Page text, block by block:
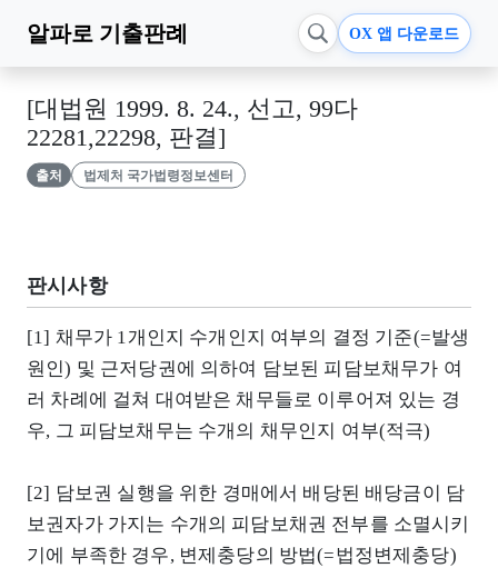
알파로 기출판례 OX 앱 다운로드
[대법원 1999. 8. 24., 선고, 99다
22281,22298, 판결]
출처 법제처 국가법령정보센터
판시사항
[1] 채무가 1개인지 수개인지 여부의 결정 기준(=발생
원인) 및 근저당권에 의하여 담보된 피담보채무가 여
러 차례에 걸쳐 대여받은 채무들로 이루어져 있는 경
우, 그 피담보채무는 수개의 채무인지 여부(적극)
[2] 담보권 실행을 위한 경매에서 배당된 배당금이 담
보권자가 가지는 수개의 피담보채권 전부를 소멸시키
기에 부족한 경우, 변제충당의 방법(=법정변제충당)